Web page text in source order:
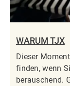
WARUM TJX
Dieser
finden, wenn
berauschend.